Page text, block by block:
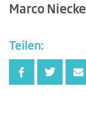
Marco
Teilen: